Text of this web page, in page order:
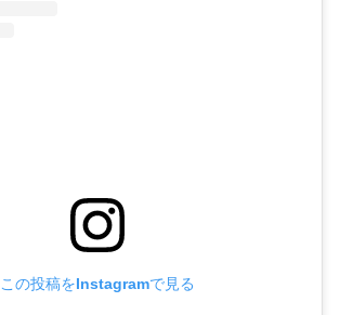
この投稿をInstagramで見る